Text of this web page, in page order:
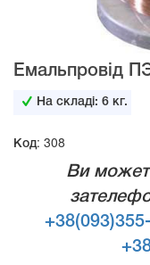
Емальпровід
На складі:6 кг.
Код: 308
Ви